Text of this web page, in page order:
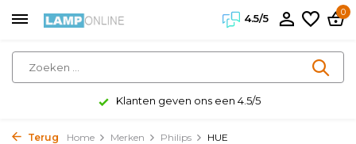
4.5/5
0
Klanten geven ons een 4.5/5
Terug Home Merken Philips HUE